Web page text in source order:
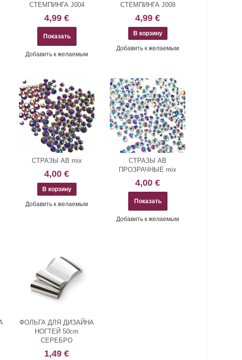
СТЕМПИНГА J004
4,99 €
Показать
Добавить к желаемым
СТЕМПИНГА J008
4,99 €
Добавить к желаемым
СТРАЗЫ AB mix
4,00 €
Добавить к желаемым
СТРАЗЫ AB
ПРОЗРАЧНЫЕ mix
4,00 €
Показать
Добавить к желаемым
ФОЛЬГА ДЛЯ ДИЗАЙНА
НОГТЕЙ 50cm
СЕРЕБРО
1,49 €